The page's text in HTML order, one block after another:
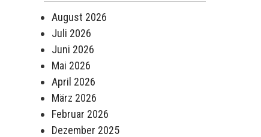
August 2026
Juli 2026
Juni 2026
Mai 2026
April 2026
März 2026
Februar 2026
Dezember 2025